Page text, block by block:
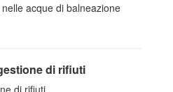
acque di balneazione
di rifiuti
di rifiuti